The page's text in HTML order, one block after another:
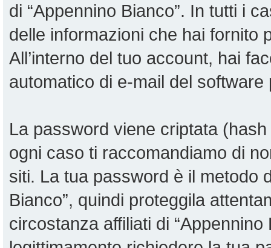
di “Appennino Bianco”. In tutti i
delle informazioni che hai fornito
All’interno del tuo account, hai
automatico di e-mail del software
La password viene criptata
ogni caso ti raccomandiamo di
siti. La tua password è il metodo
Bianco”, quindi proteggila
circostanza affiliati di